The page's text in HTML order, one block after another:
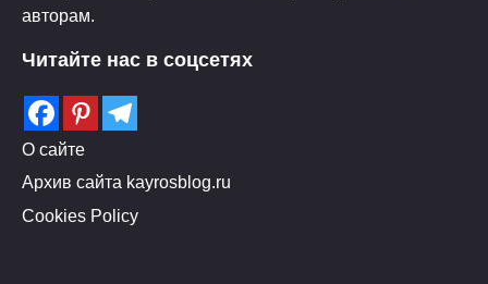
авторам.
Читайте нас в соцсетях
О сайте
Архив сайта kayrosblog.ru
Cookies Policy